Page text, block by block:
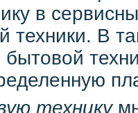
в
техники. В
технику